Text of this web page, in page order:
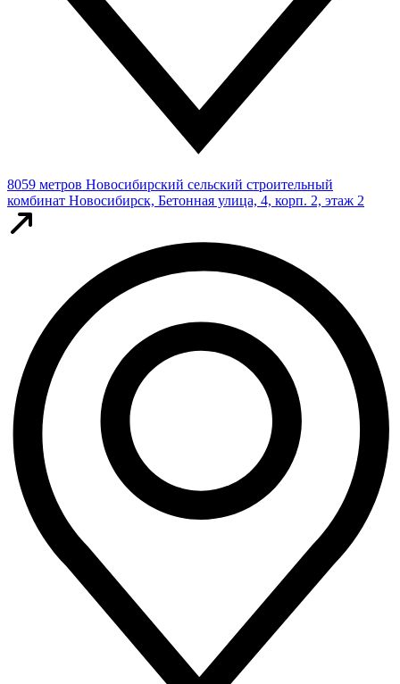
8059 метров Новосибирский сельский строительный
комбинат Новосибирск, Бетонная улица, 4, корп. 2, этаж 2